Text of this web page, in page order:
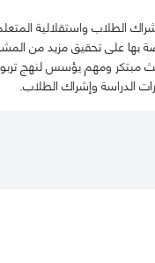
الطلاب واستقلالية
بها على تحقيق مزيد من
مبتكر ومهم يؤسس لنهج
الدراسة وإشراك الطلاب.